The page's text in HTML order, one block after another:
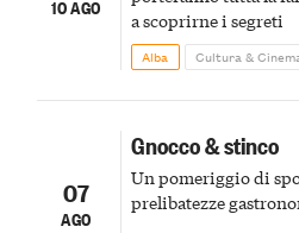
10 AGO
a scoprirne i segreti
Alba Cultura &
07
AGO
Gnocco & stinco
Un pomeriggio di
prelibatezze